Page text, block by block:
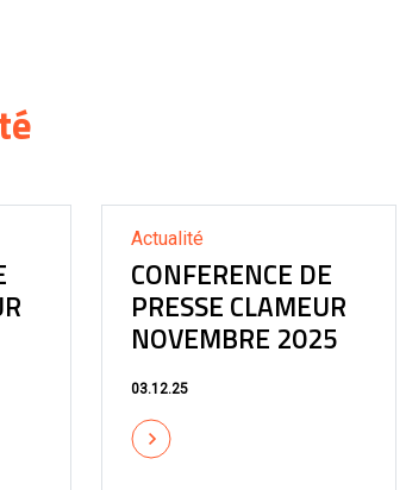
Actualité
CONFERENCE DE
PRESSE CLAMEUR
NOVEMBRE 2025
03.12.25